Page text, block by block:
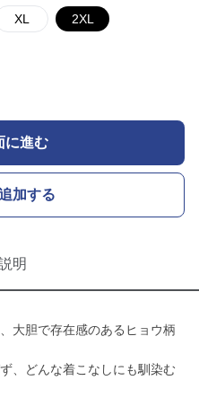
XL 2XL
に進む
加する
明
大胆で存在感のあるヒョウ柄
、どんな着こなしにも馴染む